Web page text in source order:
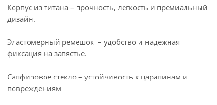
Корпус из титана – прочность, легкость и премиальный
дизайн.
Эластомерный ремешок – удобство и надежная
фиксация на запястье.
Сапфировое стекло – устойчивость к царапинам и
повреждениям.